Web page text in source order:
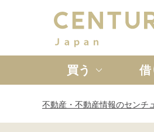
買う
新築一
借
不動産・不動産情報のセンチ